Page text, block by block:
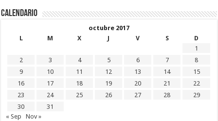
Calendario
octubre 2017
L
M X J V S
D
1
2
3 4 5 6 7
8
9
10 11 12 13 14
15
16
17 18 19 20 21
22
23
24 25 26 27 28
29
30
31
« Sep
Nov »